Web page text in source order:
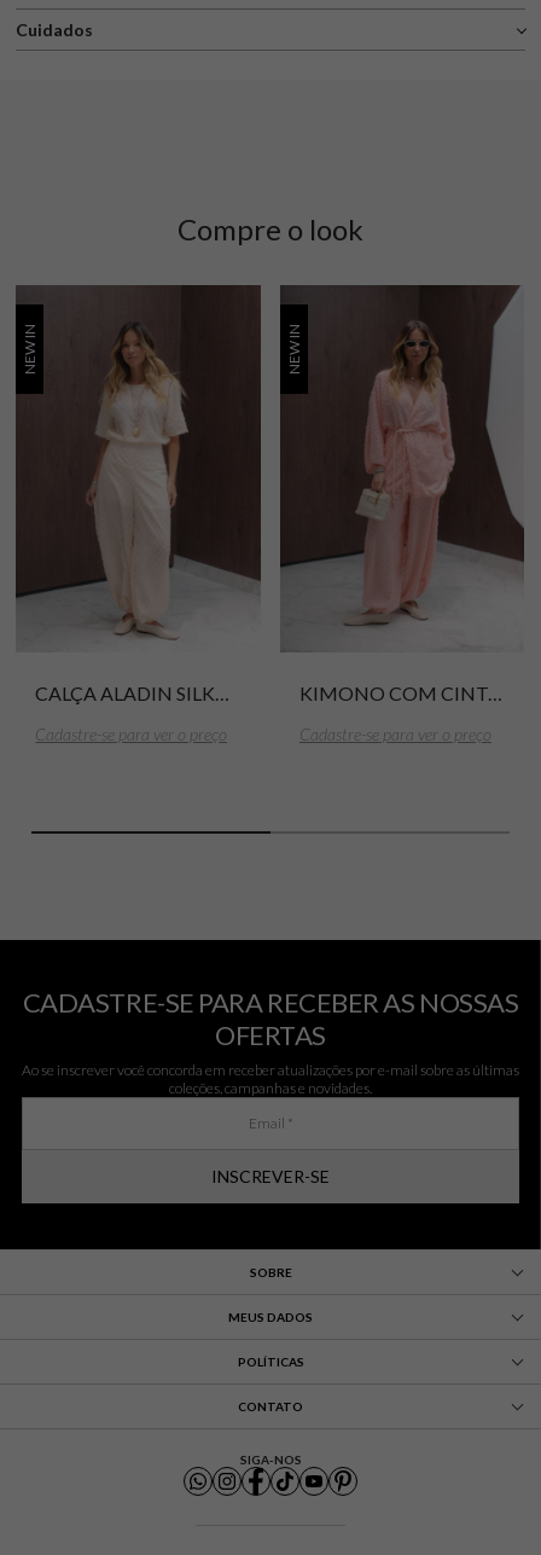
Cuidados
Compre o look
NEW IN
Cadastre-se para ver o preço
NEW IN
KIMONO COM CINTO SILKY HAIR CANNES
Cadastre-se para ver o preço
CADASTRE-SE PARA RECEBER AS NOSSAS
OFERTAS
Ao se inscrever você concorda em receber atualizações por e-mail sobre as últimas
coleções, campanhas e novidades.
INSCREVER-SE
SOBRE
MEUS DADOS
POLÍTICAS
CONTATO
SIGA-NOS